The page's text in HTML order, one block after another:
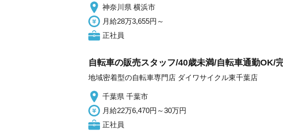
神奈川県 横浜市
月給28万3,655円～
正社員
自転車の販売スタッフ/40歳未満/自転車通勤OK/
地域密着型の自転車専門店 ダイワサイクル東千葉店
千葉県 千葉市
月給22万6,470円～30万円
正社員